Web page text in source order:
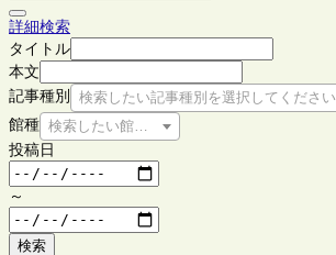
詳細検索
タイトル
本文
記事種別
検索したい記事種別を選択してください
館種 検索したい館種を選択してください
投稿日
～
検索